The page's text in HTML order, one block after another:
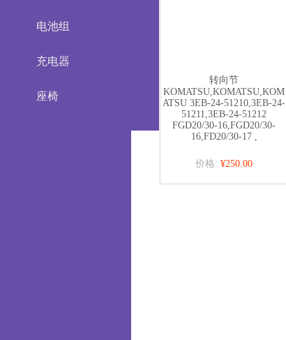
转向节
KOMATSU,KOMATSU,KOM
ATSU 3EB-24-51210,3EB-24-
51211,3EB-24-51212
FGD20/30-16,FGD20/30-
16,FD20/30-17 ,
价格: ¥250.00
电池组
充电器
座椅